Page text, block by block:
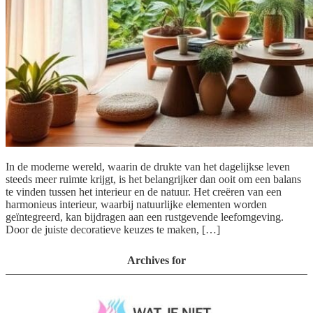
In de moderne wereld, waarin de drukte van het dagelijkse leven
steeds meer ruimte krijgt, is het belangrijker dan ooit om een balans
te vinden tussen het interieur en de natuur. Het creëren van een
harmonieus interieur, waarbij natuurlijke elementen worden
geïntegreerd, kan bijdragen aan een rustgevende leefomgeving.
Door de juiste decoratieve keuzes te maken, […]
Archives for